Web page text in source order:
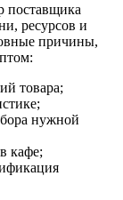
поставщика
ресурсов и
причины,
товара;
нужной
кафе;